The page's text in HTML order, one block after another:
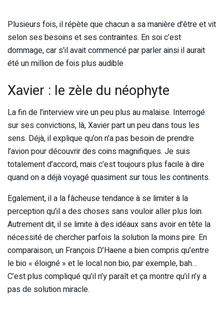
Plusieurs fois, il répète que chacun a sa manière d’être et vit
selon ses besoins et ses contraintes. En soi c’est
dommage, car s’il avait commencé par parler ainsi il aurait
été un million de fois plus audible
Xavier : le zèle du néophyte
La fin de l’interview vire un peu plus au malaise. Interrogé
sur ses convictions, là, Xavier part un peu dans tous les
sens. Déjà, il explique qu’on n’a pas besoin de prendre
l’avion pour découvrir des coins magnifiques. Je suis
totalement d’accord, mais c’est toujours plus facile à dire
quand on a déjà voyagé quasiment sur tous les continents.
Egalement, il a la fâcheuse tendance à se limiter à la
perception qu’il a des choses sans vouloir aller plus loin.
Autrement dit, il se limite à des idéaux sans avoir en tête la
nécessité de chercher parfois la solution la moins pire. En
comparaison, un François D’Haene a bien compris qu’entre
le bio « éloigné » et le local non bio, par exemple, bah…
C’est plus compliqué qu’il n’y paraît et ça montre qu’il n’y a
pas de solution miracle.